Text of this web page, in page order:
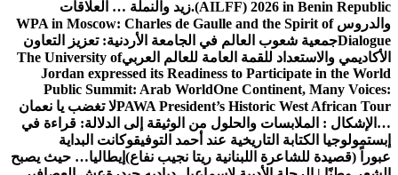
(AILFF) 2026 in Benin Republic. زيد والنملة … العلاقات
والدروسWPA in Moscow: Charles de Gaulle and the Spirit of
Dialogueجمعية شعوب العالم في الجامعة الأردنية: تعزيز التعاون
الأكاديمي والاستعداد للقمة العامة للعالم العربيThe University of
Jordan expressed its Readiness to Participate in the World
Public Summit: Arab WorldOne Continent, Many Voices:
PAWA President’s Historic West African Tourلا تغضب يا نعمان
…الإشكال : الملابسات والحلول من الوثيقة إلى الدلالة: قراءة في
إبستمولوجيا الكتابة التاريخية عند أحمد التوفيقوكانت البداية
عبوراً (قصيدة للشاعرة اللبنانية ريتا نجيب نفاع) إيطاليا… حيث يصبح